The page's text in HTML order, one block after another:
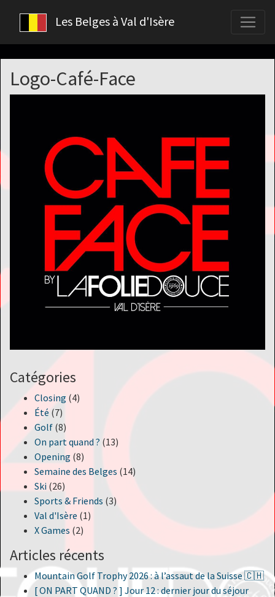
Les Belges à Val d'Isère
Logo-Café-Face
Catégories
Closing (4)
Été (7)
Golf (8)
On part quand ? (13)
Opening (8)
Semaine des Belges (14)
Ski (26)
Sports & Friends (3)
Val d'Isère (1)
X Games (2)
Articles récents
Mountain Golf Trophy 2026 : à l’assaut de la Suisse 🇨🇭
[ ON PART QUAND ? ] Jour 12 : dernier jour du séjour